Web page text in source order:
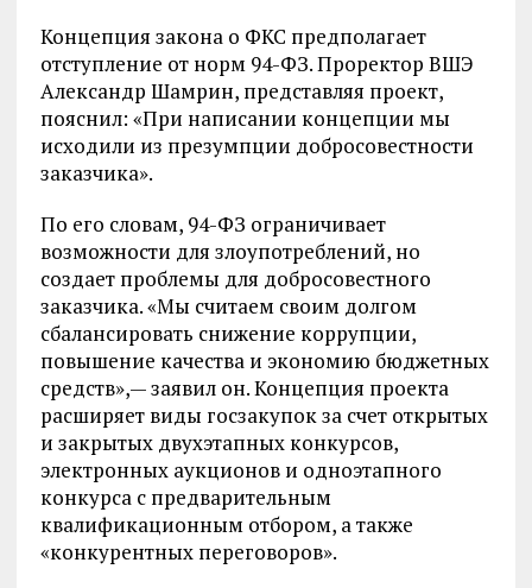
Концепция закона о ФКС предполагает
отступление от норм 94-ФЗ. Проректор ВШЭ
Александр Шамрин, представляя проект,
пояснил: «При написании концепции мы
исходили из презумпции добросовестности
заказчика».
По его словам, 94-ФЗ ограничивает
возможности для злоупотреблений, но
создает проблемы для добросовестного
заказчика. «Мы считаем своим долгом
сбалансировать снижение коррупции,
повышение качества и экономию бюджетных
средств»,— заявил он. Концепция проекта
расширяет виды госзакупок за счет открытых
и закрытых двухэтапных конкурсов,
электронных аукционов и одноэтапного
конкурса с предварительным
квалификационным отбором, а также
«конкурентных переговоров».